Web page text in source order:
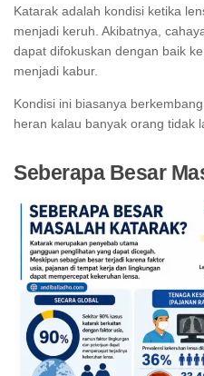
Katarak adalah kondisi ketika
menjadi keruh. Akibatnya,
dapat difokuskan dengan baik
menjadi kabur.
Kondisi ini biasanya
heran kalau banyak orang tidak
Seberapa Besar